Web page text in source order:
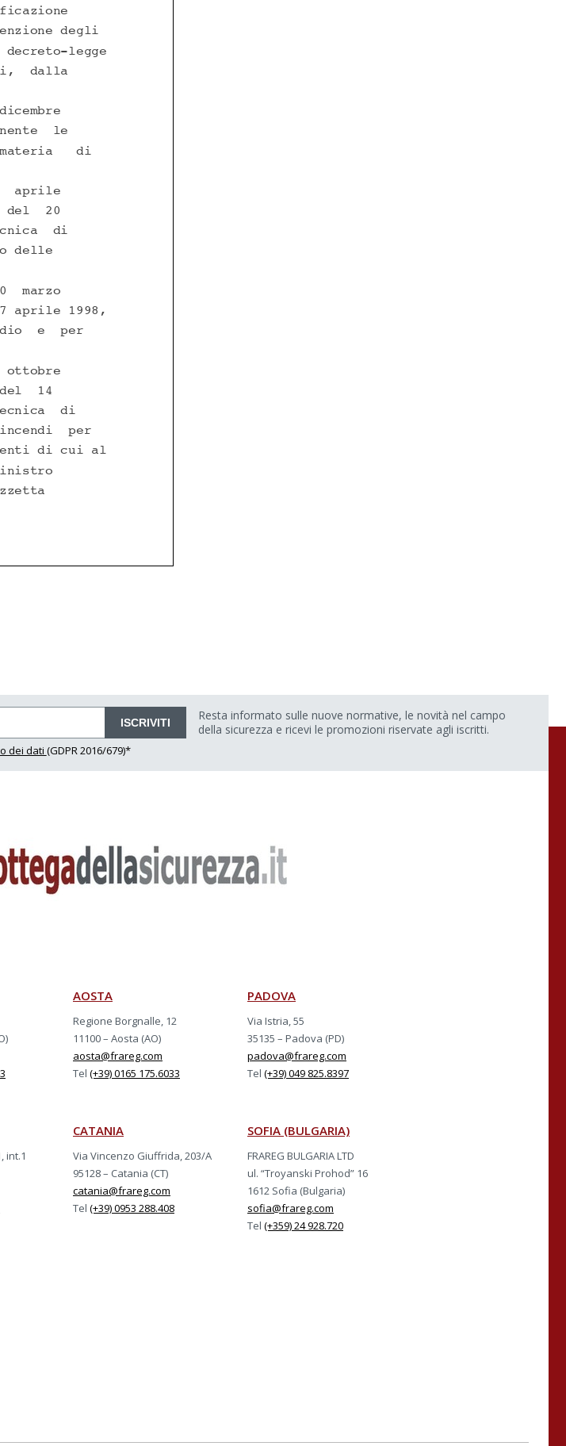
ISCRIVITI
dei dati (GDPR 2016/679)*
Resta informato sulle nuove normative, le novità nel campo
della sicurezza e ricevi le promozioni riservate agli iscritti.
AOSTA
Regione Borgnalle, 12
11100 – Aosta (AO)
aosta@frareg.com
Tel (+39) 0165 175.6033
PADOVA
Via Istria, 55
35135 – Padova (PD)
padova@frareg.com
Tel (+39) 049 825.8397
int.1
CATANIA
Via Vincenzo Giuffrida, 203/A
95128 – Catania (CT)
catania@frareg.com
Tel (+39) 0953 288.408
SOFIA (BULGARIA)
FRAREG BULGARIA LTD
ul. “Troyanski Prohod” 16
1612 Sofia (Bulgaria)
sofia@frareg.com
Tel (+359) 24 928.720